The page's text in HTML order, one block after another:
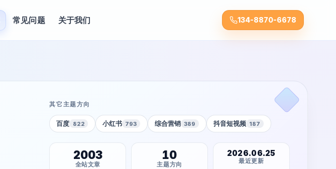
常见问题 关于我们 134-8870-6678
其它主题方向
百度 822 小红书 793 综合营销 389 抖音短视频 187
2003
全站文章
10
主题方向
2026.06.25
最近更新